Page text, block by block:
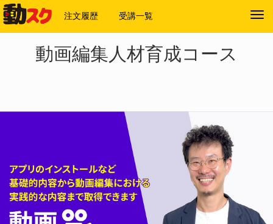
注文履歴 受講一覧
動画編集人材育成コース